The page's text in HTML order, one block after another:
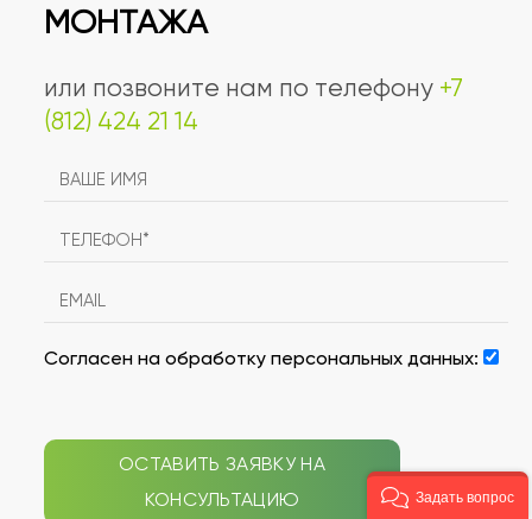
МОНТАЖА
или позвоните нам по телефону +7
(812) 424 21 14
Согласен на обработку персональных данных:
ОСТАВИТЬ ЗАЯВКУ НА
КОНСУЛЬТАЦИЮ
Задать вопрос